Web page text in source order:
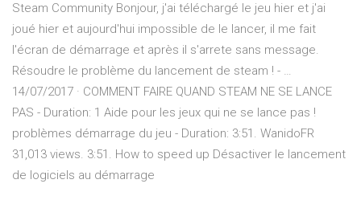
Steam Community Bonjour, j'ai téléchargé le jeu hier et j'ai
joué hier et aujourd'hui impossible de le lancer, il me fait
l'écran de démarrage et après il s'arrete sans message.
Résoudre le problème du lancement de steam ! - …
14/07/2017 · COMMENT FAIRE QUAND STEAM NE SE LANCE
PAS - Duration: 1 Aide pour les jeux qui ne se lance pas !
problèmes démarrage du jeu - Duration: 3:51. WanidoFR
31,013 views. 3:51. How to speed up Désactiver le lancement
de logiciels au démarrage